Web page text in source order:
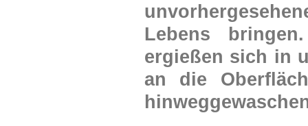
Lebens
ergießen sich in
an die